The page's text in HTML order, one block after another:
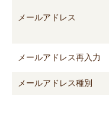
メールアドレス
メールアドレス再入力
メールアドレス種別